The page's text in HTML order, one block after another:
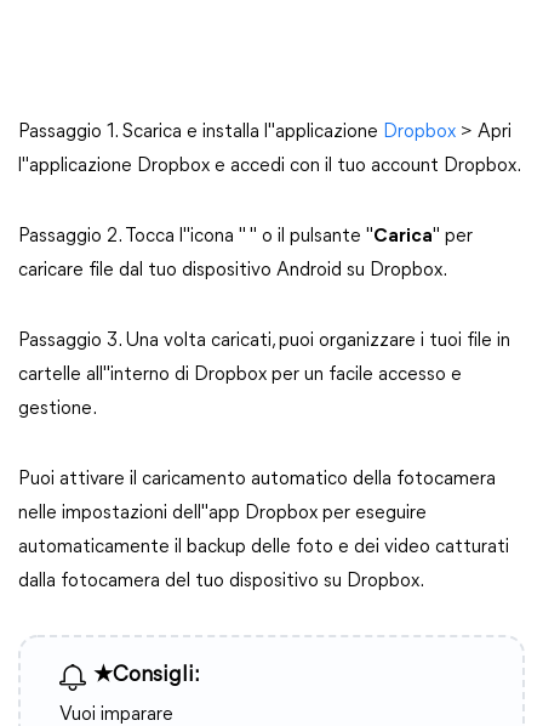
Passaggio 1. Scarica e installa l"applicazione Dropbox > Apri
l"applicazione Dropbox e accedi con il tuo account Dropbox.
Passaggio 2. Tocca l"icona " " o il pulsante "Carica" per
caricare file dal tuo dispositivo Android su Dropbox.
Passaggio 3. Una volta caricati, puoi organizzare i tuoi file in
cartelle all"interno di Dropbox per un facile accesso e
gestione.
Puoi attivare il caricamento automatico della fotocamera
nelle impostazioni dell"app Dropbox per eseguire
automaticamente il backup delle foto e dei video catturati
dalla fotocamera del tuo dispositivo su Dropbox.
★Consigli:
Vuoi imparare